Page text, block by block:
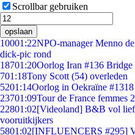
Scrollbar gebruiken
opslaan
10001:22NPO-manager Menno
dick-pic rond
18701:20Oorlog Iran #136
701:18Tony Scott (54) overleden
5201:14Oorlog in Oekraïne
23701:09Tour de France femmes
22801:02[Videoland] B&B vol
vooruitkijkers
5801:02[INFLUENCERS #295]